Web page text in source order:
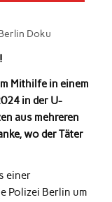
Doku
Mithilfe in einem
in der U-
aus mehreren
wo der Täter
einer
Polizei Berlin um